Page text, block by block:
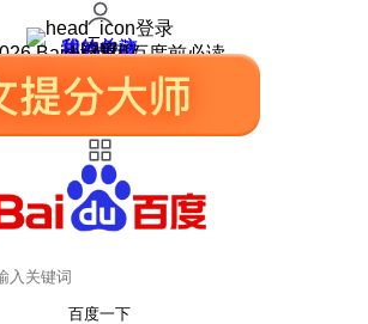
登录
我的关注
我的收藏
皮肤中心
用户反馈
设置
Baidu 使用百度前必读
百度一下